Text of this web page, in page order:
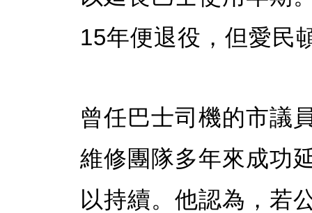
15年便退役，但愛民
曾任巴士司機的市議
維修團隊多年來成功
以持續。他認為，若